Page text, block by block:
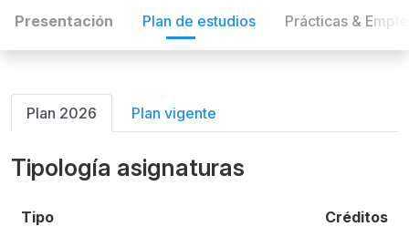
Presentación Plan de estudios Prácticas &
Plan 2026 Plan vigente
Tipología asignaturas
Tipo Créditos